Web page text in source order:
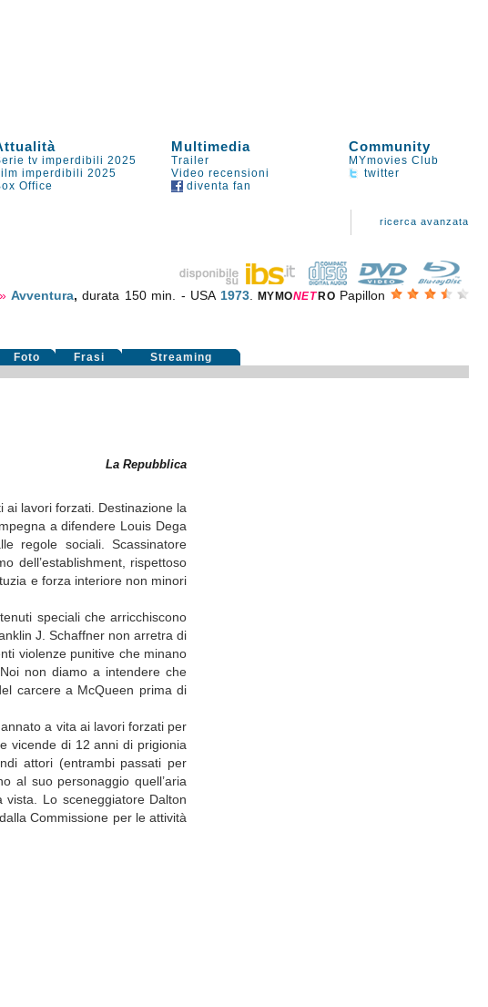
Multimedia Community
tv imperdibili 2025 Trailer
MYmovies Club
imperdibili 2025 Video recensioni
twitter
Office diventa fan
ricerca avanzata
Avventura,durata 150 min. - USA 1973. MYMONET RO Papillon
Foto Frasi Streaming
La Repubblica
ai lavori forzati. Destinazione la
a difendere Louis Dega
regole sociali. Scassinatore
dell’establishment, rispettoso
e forza interiore non minori
speciali che arricchiscono
J. Schaffner non arretra di
violenze punitive che minano
non diamo a intendere che
carcere a McQueen prima di
a vita ai lavori forzati per
vicende di 12 anni di prigionia
attori (entrambi passati per
al suo personaggio quell’aria
Lo sceneggiatore Dalton
Commissione per le attività